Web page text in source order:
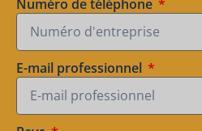
Numéro de téléphone
E-mail professionnel